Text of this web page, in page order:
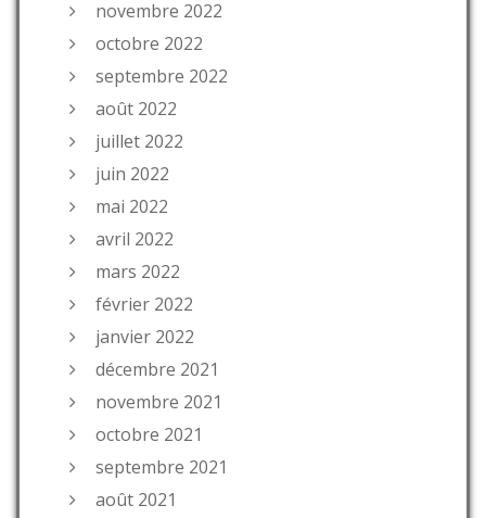
novembre 2022
octobre 2022
septembre 2022
août 2022
juillet 2022
juin 2022
mai 2022
avril 2022
mars 2022
février 2022
janvier 2022
décembre 2021
novembre 2021
octobre 2021
septembre 2021
août 2021